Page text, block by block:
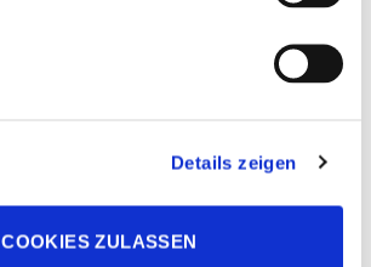
Details zeigen
COOKIES ZULASSEN